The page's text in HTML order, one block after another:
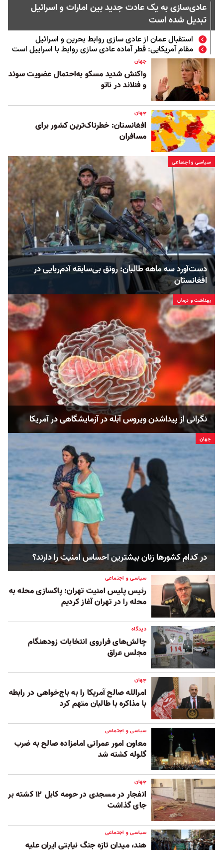
عادی‌سازی به یک عادت جدید بین امارات و اسرائیل
تبدیل شده است
استقبال عمان از عادی سازی روابط بحرین و اسرائیل
مقام آمریکایی: قطر آماده عادی سازی روابط با اسراییل است
جهان
واکنش شدید مسکو به‌احتمال عضویت سوئد
و فنلاند در ناتو
جهان
افغانستان: خطرناک‌ترین کشور برای
مسافران
سیاسی و اجتماعی
دست‌آورد سه ماهه طالبان: رونق بی‌سابقه آدم‌ربایی در
افغانستان
بهداشت و درمان
نگرانی از پیداشدن ویروس آبله در آزمایشگاهی در آمریکا
جهان
در کدام کشورها زنان بیشترین احساس امنیت را دارند؟
سیاسی و اجتماعی
رئیس پلیس امنیت تهران: پاکسازی محله به
محله را در تهران آغاز کردیم
دیدگاه
چالش‌های فراروی انتخابات زودهنگام
مجلس عراق
جهان
امرالله صالح آمریکا را به باج‌خواهی در رابطه
با مذاکره با طالبان متهم کرد
سیاسی و اجتماعی
معاون امور عمرانی امامزاده صالح به ضرب
گلوله کشته شد
جهان
انفجار در مسجدی در حومه کابل ۱۲ کشته بر
جای گذاشت
سیاسی و اجتماعی
هند، میدان تازه جنگ نیابتی ایران علیه